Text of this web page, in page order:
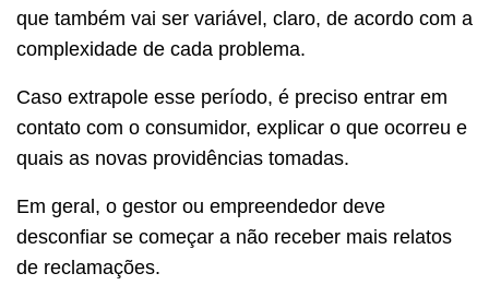
que também vai ser variável, claro, de acordo com a
complexidade de cada problema.
Caso extrapole esse período, é preciso entrar em
contato com o consumidor, explicar o que ocorreu e
quais as novas providências tomadas.
Em geral, o gestor ou empreendedor deve
desconfiar se começar a não receber mais relatos
de reclamações.